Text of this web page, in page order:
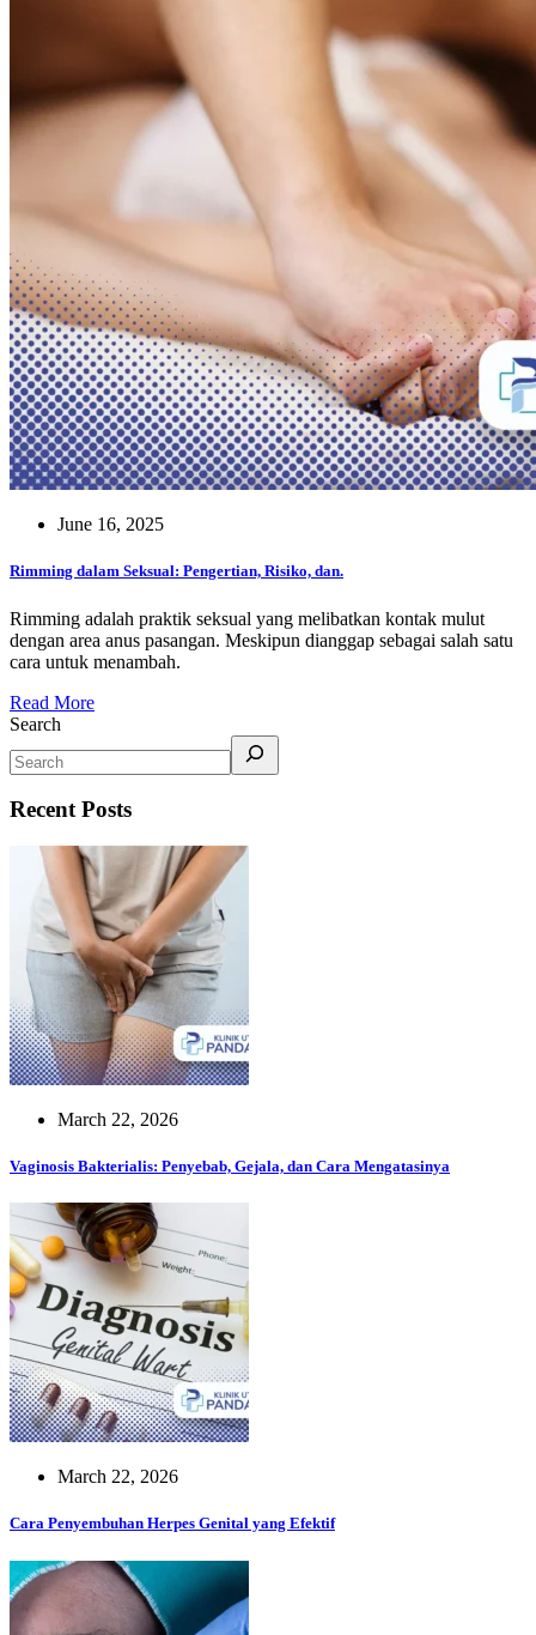
June 16, 2025
Rimming dalam Seksual: Pengertian, Risiko, dan.
Rimming adalah praktik seksual yang melibatkan kontak mulut
dengan area anus pasangan. Meskipun dianggap sebagai salah satu
cara untuk menambah.
Read More
Search
Recent Posts
March 22, 2026
Vaginosis Bakterialis: Penyebab, Gejala, dan Cara Mengatasinya
March 22, 2026
Cara Penyembuhan Herpes Genital yang Efektif